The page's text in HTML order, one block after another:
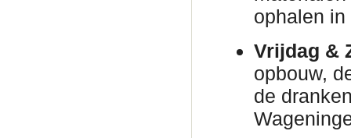
ophalen
Vrijdag &
opbouw,
de